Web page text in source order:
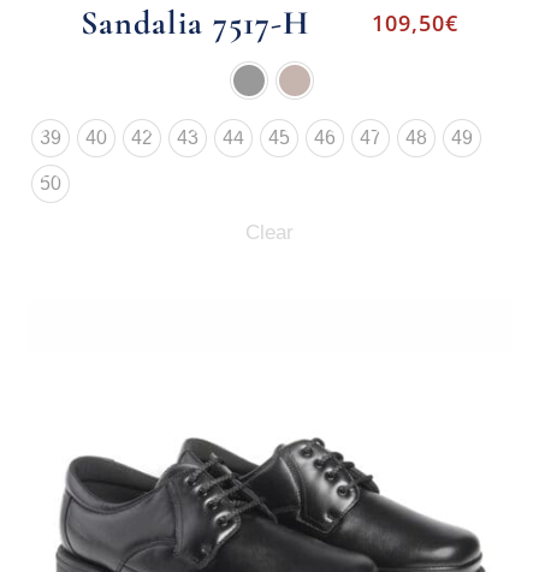
Sandalia 7517-H 109,50€
39 40 42 43 44 45 46 47 48 49
50
Clear